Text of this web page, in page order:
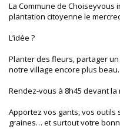
La Commune de
plantation citoyenne le
L’idée ?
Planter des fleurs, partager
notre village encore plus beau.
Rendez-vous à 8h45 devant la
Apportez vos gants, vos
graines… et surtout votre